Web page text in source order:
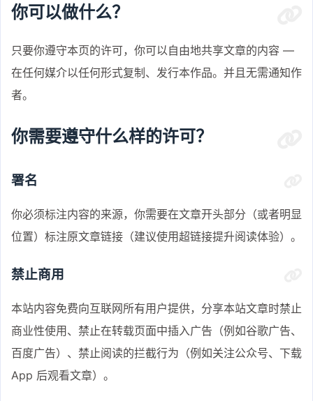
你可以做什么？
只要你遵守本页的许可，你可以自由地共享文章的内容 —
在任何媒介以任何形式复制、发行本作品。并且无需通知作
者。
你需要遵守什么样的许可？
署名
你必须标注内容的来源，你需要在文章开头部分（或者明显
位置）标注原文章链接（建议使用超链接提升阅读体验）。
禁止商用
本站内容免费向互联网所有用户提供，分享本站文章时禁止
商业性使用、禁止在转载页面中插入广告（例如谷歌广告、
百度广告）、禁止阅读的拦截行为（例如关注公众号、下载
App 后观看文章）。